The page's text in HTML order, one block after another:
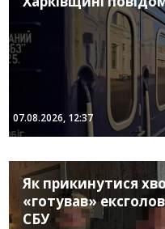
07.08.2026, 12:37
Як прикинутися
«готував»
СБУ